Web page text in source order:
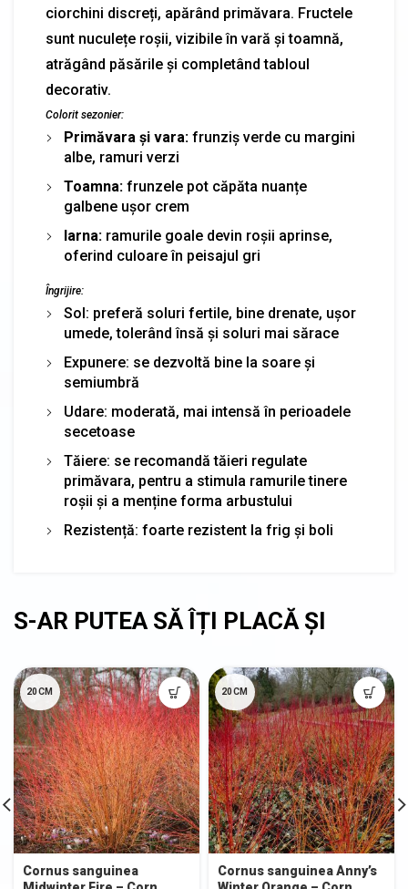
ciorchini discreți, apărând primăvara. Fructele
sunt nuculețe roșii, vizibile în vară și toamnă,
atrăgând păsările și completând tabloul
decorativ.
Colorit sezonier:
Primăvara și vara: frunziș verde cu margini
albe, ramuri verzi
Toamna: frunzele pot căpăta nuanțe
galbene ușor crem
Iarna: ramurile goale devin roșii aprinse,
oferind culoare în peisajul gri
Îngrijire:
Sol: preferă soluri fertile, bine drenate, ușor
umede, tolerând însă și soluri mai sărace
Expunere: se dezvoltă bine la soare și
semiumbră
Udare: moderată, mai intensă în perioadele
secetoase
Tăiere: se recomandă tăieri regulate
primăvara, pentru a stimula ramurile tinere
roșii și a menține forma arbustului
Rezistență: foarte rezistent la frig și boli
20CM
Cornus sanguinea
20CM
Cornus sanguinea Anny’s